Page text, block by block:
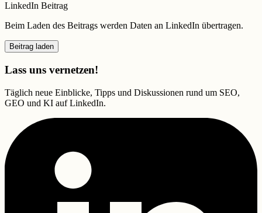
LinkedIn Beitrag
Beim Laden des Beitrags werden Daten an LinkedIn übertragen.
Beitrag laden
Lass uns vernetzen!
Täglich neue Einblicke, Tipps und Diskussionen rund um SEO,
GEO und KI auf LinkedIn.